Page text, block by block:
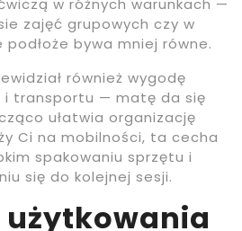
w różnych warunkach —
zajęć grupowych czy w
bywa mniej równe.
również wygodę
i transportu — matę da się
ułatwia organizację
Ci na mobilności, ta cecha
spakowaniu sprzętu i
się do kolejnej sesji.